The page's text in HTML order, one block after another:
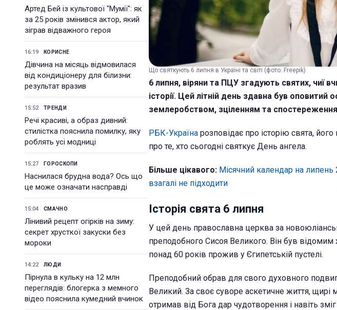
Артед Бей із культової "Мумії": як
за 25 років змінився актор, який
зіграв відважного героя
16:19 КОРИСНЕ
Дівчина на місяць відмовилася
від кондиціонеру для білизни:
результат вразив
15:52 ТРЕНДИ
Речі красиві, а образ дивний:
стилістка пояснила помилку, яку
роблять усі модниці
15:27 ГОРОСКОПИ
Наснилася брудна вода? Ось що
це може означати насправді
15:04 СМАЧНО
Лінивий рецепт огірків на зиму:
секрет хрусткої закуски без
мороки
14:22 ЛЮДИ
Пірнула в кульку на 12 млн
переглядів: блогерка з мемного
відео пояснила кумедний вчинок
Що святкують 6 липня в Україні та світі (фото: Freepik)
6 липня, віряни та ПЦУ згадують святих, чиї
історії. Цей літній день здавна був
землеробством, зціленням та
РБК-Україна розповідає про історію свята,
про те, хто сьогодні святкує День ангела.
Більше цікавого: Місячний календар на
взагалі не підходити
Історія свята 6 липня
У цей день православна церква за
преподобного Сисоя Великого. Він був
понад 60 років прожив у Єгипетській пустелі.
Преподобний обрав для свого духовного
Великий. За своє суворе аскетичне життя,
отримав від Бога дар чудотворення і навіть